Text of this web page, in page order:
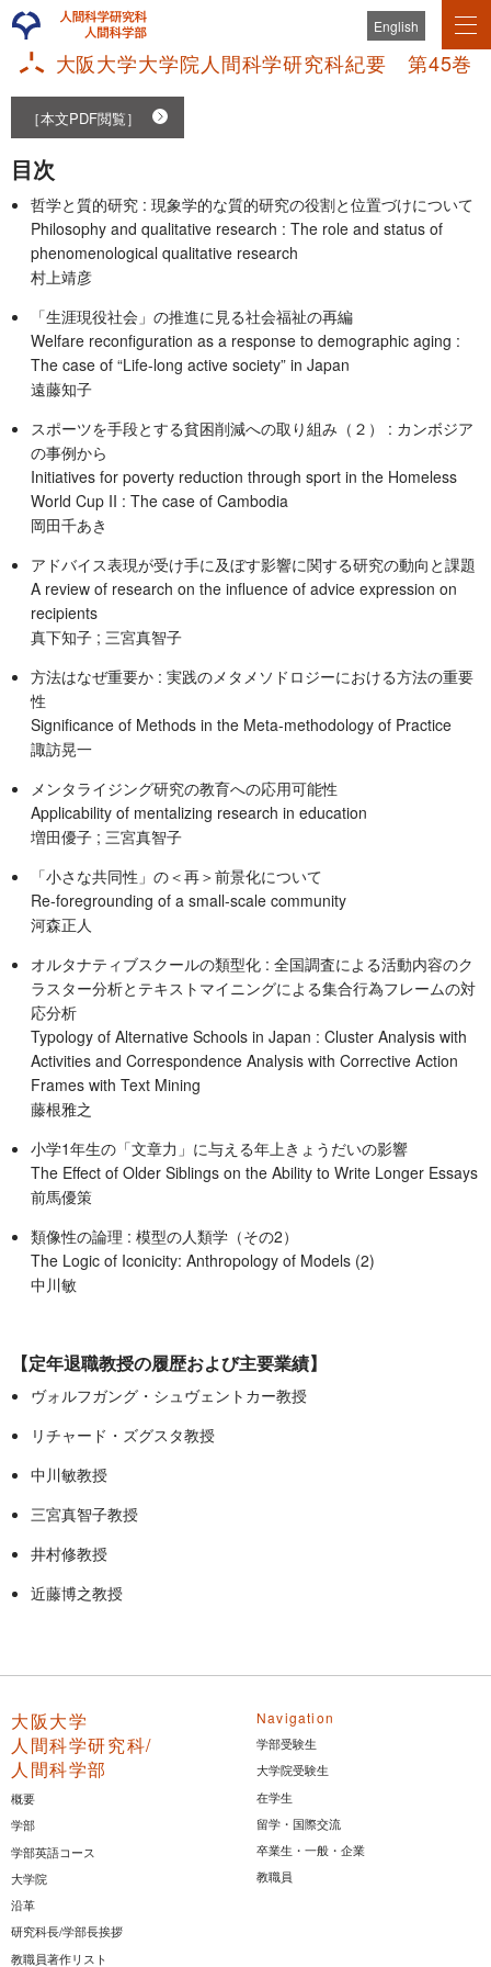
English
大阪大学大学院人間科学研究科紀要 第45巻
［本文PDF閲覧］
目次
哲学と質的研究 : 現象学的な質的研究の役割と位置づけについて
Philosophy and qualitative research : The role and status of
phenomenological qualitative research
村上靖彦
「生涯現役社会」の推進に見る社会福祉の再編
Welfare reconfiguration as a response to demographic aging :
The case of “Life-long active society” in Japan
遠藤知子
スポーツを手段とする貧困削減への取り組み（２） : カンボジア
の事例から
Initiatives for poverty reduction through sport in the Homeless
World Cup II : The case of Cambodia
岡田千あき
アドバイス表現が受け手に及ぼす影響に関する研究の動向と課題
A review of research on the influence of advice expression on
recipients
真下知子 ; 三宮真智子
方法はなぜ重要か : 実践のメタメソドロジーにおける方法の重要
性
Significance of Methods in the Meta-methodology of Practice
諏訪晃一
メンタライジング研究の教育への応用可能性
Applicability of mentalizing research in education
増田優子 ; 三宮真智子
「小さな共同性」の＜再＞前景化について
Re-foregrounding of a small-scale community
河森正人
オルタナティブスクールの類型化 : 全国調査による活動内容のク
ラスター分析とテキストマイニングによる集合行為フレームの対
応分析
Typology of Alternative Schools in Japan : Cluster Analysis with
Activities and Correspondence Analysis with Corrective Action
Frames with Text Mining
藤根雅之
小学1年生の「文章力」に与える年上きょうだいの影響
The Effect of Older Siblings on the Ability to Write Longer Essays
前馬優策
類像性の論理 : 模型の人類学（その2）
The Logic of Iconicity: Anthropology of Models (2)
中川敏
【定年退職教授の履歴および主要業績】
ヴォルフガング・シュヴェントカー教授
リチャード・ズグスタ教授
中川敏教授
三宮真智子教授
井村修教授
近藤博之教授
大阪大学
人間科学研究科/
人間科学部
概要
学部
学部英語コース
大学院
沿革
研究科長/学部長挨拶
教職員著作リスト
Navigation
学部受験生
大学院受験生
在学生
留学・国際交流
卒業生・一般・企業
教職員